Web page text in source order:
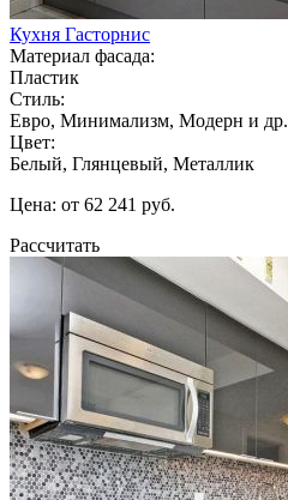
Кухня Гасторнис
Материал фасада:
Пластик
Стиль:
Евро, Минимализм, Модерн и др.
Цвет:
Белый, Глянцевый, Металлик
Цена: от 62 241 руб.
Рассчитать